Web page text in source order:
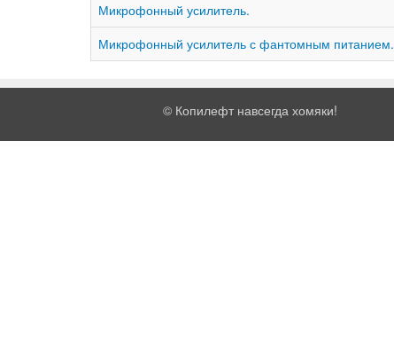
Микрофонный усилитель.
Микрофонный усилитель с фантомным питанием.
© Копилефт навсегда хомяки!